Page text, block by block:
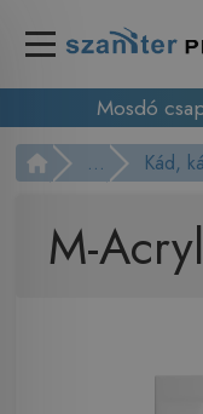
Mosdó
... Kád,
M-